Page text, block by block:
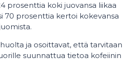
prosenttia koki juovansa liikaa
70 prosenttia kertoi kokevansa
ja osoittavat, että tarvitaan
suunnattua tietoa kofeiinin